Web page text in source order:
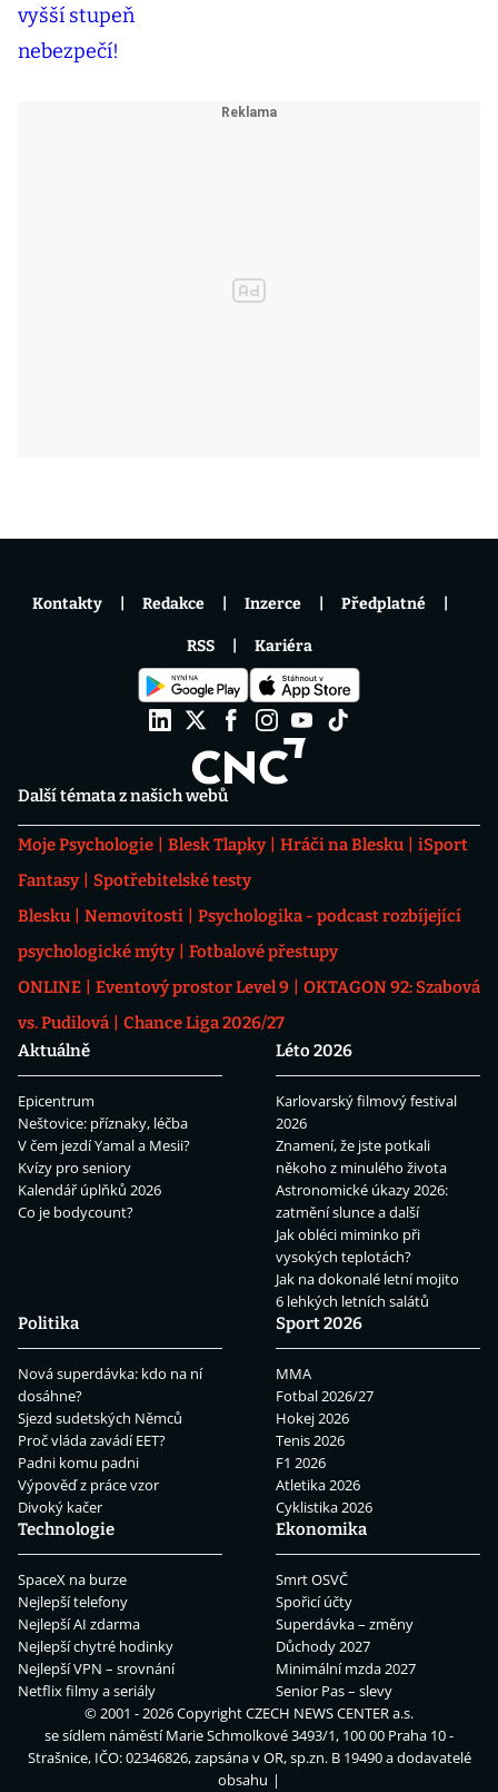
Další témata z našich webů
Moje Psychologie Blesk Tlapky Hráči na Blesku
iSport
Fantasy
Spotřebitelské testy
Blesku
Nemovitosti
Psychologika - podcast rozbíjející
psychologické mýty
Fotbalové přestupy
ONLINE
Eventový prostor Level 9
OKTAGON 92: Szabová
vs. Pudilová
Chance Liga 2026/27
Aktuálně
Epicentrum
Neštovice: příznaky, léčba
V čem jezdí Yamal a Mesii?
Kvízy pro seniory
Kalendář úplňků 2026
Co je bodycount?
Léto 2026
Karlovarský filmový festival
2026
Znamení, že jste potkali
někoho z minulého života
Astronomické úkazy 2026:
zatmění slunce a další
Jak obléci miminko při
vysokých teplotách?
Jak na dokonalé letní mojito
6 lehkých letních salátů
Politika
Nová superdávka: kdo na ní
dosáhne?
Sjezd sudetských Němců
Proč vláda zavádí EET?
Padni komu padni
Výpověď z práce vzor
Divoký kačer
Sport 2026
MMA
Fotbal 2026/27
Hokej 2026
Tenis 2026
F1 2026
Atletika 2026
Cyklistika 2026
Technologie
SpaceX na burze
Nejlepší telefony
Nejlepší AI zdarma
Nejlepší chytré hodinky
Nejlepší VPN – srovnání
Netflix filmy a seriály
Ekonomika
Smrt OSVČ
Spořicí účty
Superdávka – změny
Důchody 2027
Minimální mzda 2027
Senior Pas – slevy
Kontakty Redakce Inzerce Předplatné
RSS Kariéra
© 2001 - 2026 CopyrightCZECH NEWS CENTER a.s.
se sídlem náměstí Marie Schmolkové 3493/1, 100 00 Praha 10 -
Strašnice, IČO: 02346826, zapsána v OR, sp.zn. B 19490 a dodavatelé
obsahu